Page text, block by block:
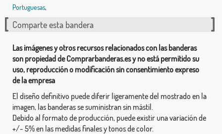
Portuguesas,
Comparte esta bandera
Las imágenes y otros recursos relacionados con las banderas
son propiedad de Comprarbanderas.es y no está permitido su
uso, reproducción o modificación sin consentimiento expreso
de la empresa
El diseño definitivo puede diferir ligeramente del mostrado en la
imagen, las banderas se suministran sin mástil.
Debido al formato de producción, puede existir una variación de
+/- 5% en las medidas finales y tonos de color.